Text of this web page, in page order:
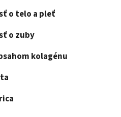
o telo a pleť
o zuby
kolagénu